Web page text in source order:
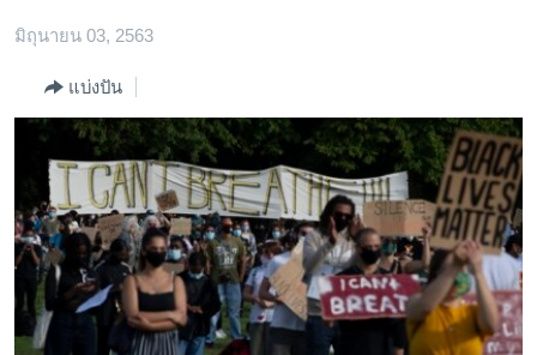
ไป
ข้าม
การ
ค้นหา
ไทย
ธุรกิจ
วิทยาศาสตร์
สังคมและสุขภาพ
ไลฟ์สไตล์
ตรวจสอบข่าว
เรียนรู้ภาษาอังกฤษ
มิถุนายน 03, 2563
แบ่งปัน